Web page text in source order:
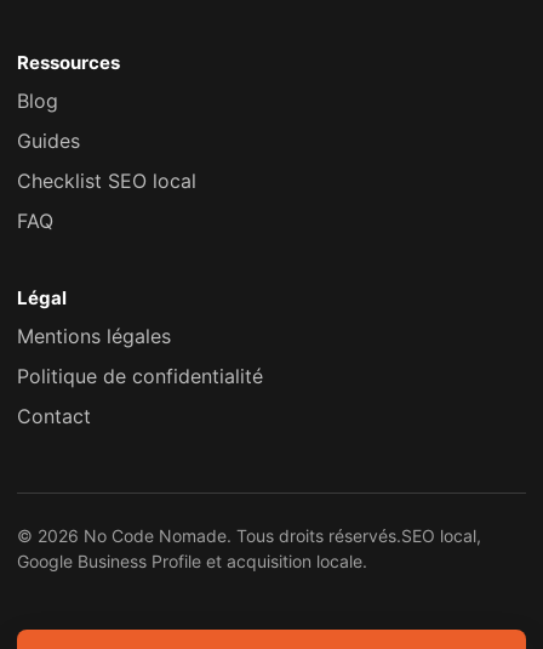
Ressources
Blog
Guides
Checklist SEO local
FAQ
Légal
Mentions légales
Politique de confidentialité
Contact
© 2026 No Code Nomade. Tous droits réservés.SEO local,
Google Business Profile et acquisition locale.